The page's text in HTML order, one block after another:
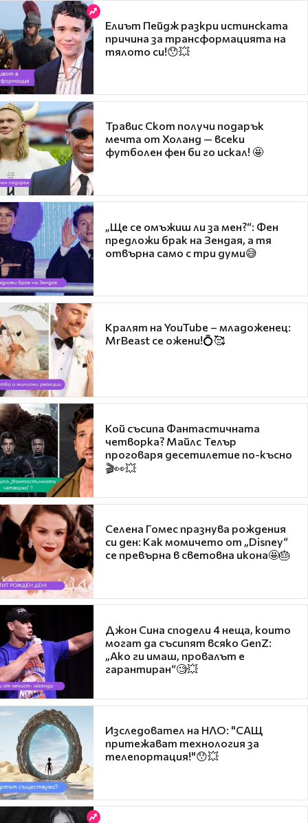
Елиът Пейдж разкри истинската
причина за трансформацията на
тялото си!😯💥
Травис Скот получи подарък
мечта от Холанд — всеки
футболен фен би го искал! 🤩
„Ще се омъжиш ли за мен?“: Фен
предложи брак на Зендая, а тя
отвърна само с три думи😅
Кралят на YouTube – младоженец:
MrBeast се ожени!💍🥰
Кой съсипа Фантастичната
четворка? Майлс Телър
проговаря десетилетие по-късно
🎬👀💥
Селена Гомес празнува рождения
си ден: Как момичето от „Disney“
се превърна в световна икона🤩🎂
Джон Сина сподели 4 неща, които
могат да съсипят всяко GenZ:
„Ако ги имаш, провалът е
гарантиран“🧐💥
Изследовател на НЛО: "САЩ
притежават технология за
телепортация!"😯💥